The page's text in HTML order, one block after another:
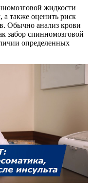
жидкости
а также оценить риск
Обычно анализ крови
забор спинномозговой
определенных